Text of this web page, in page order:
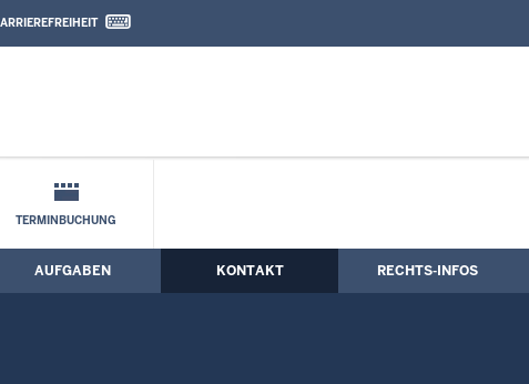
und Kontaktformular
TERMINBUCHUNG
AUFGABEN KONTAKT RECHTS-INFOS